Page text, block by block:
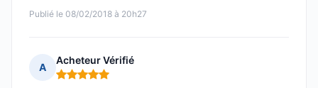
Publié le 08/02/2018 à 20h27
A
Acheteur Vérifié
Note : 5 sur 5